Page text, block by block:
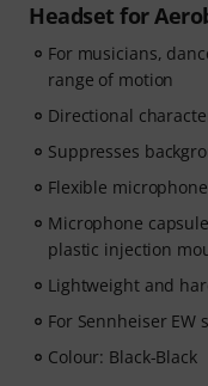
Headset for
For musicians,
range of motion
Directional
Suppresses
Flexible
Microphone
plastic injection
Lightweight and
For Sennheiser EW
Colour: Black-Black